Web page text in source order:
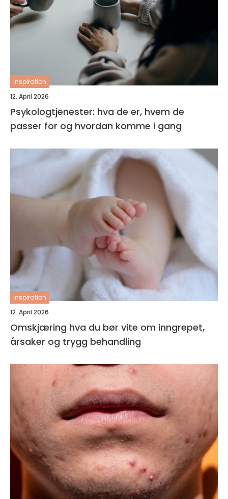
inspiration
12. April 2026
Psykologtjenester: hva de er, hvem de
passer for og hvordan komme i gang
inspiration
12. April 2026
Omskjæring hva du bør vite om inngrepet,
årsaker og trygg behandling